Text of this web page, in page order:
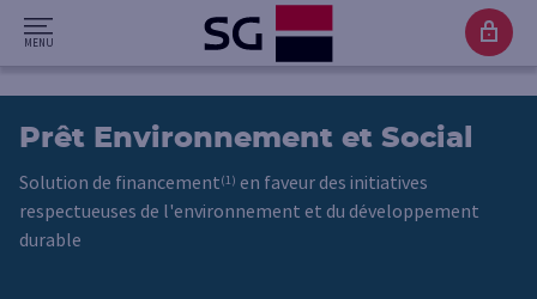
Prêt Environnement et Social
Solution de financement(1) en faveur des initiatives
respectueuses de l'environnement et du développement
durable